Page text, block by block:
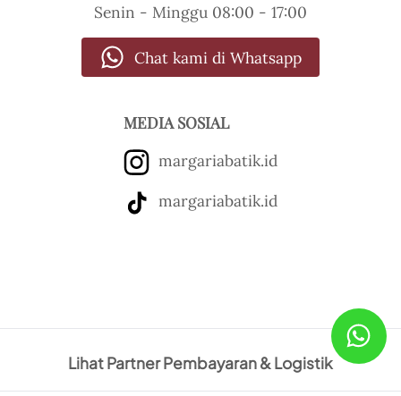
Senin - Minggu 08:00 - 17:00
Chat kami di Whatsapp
MEDIA SOSIAL
margariabatik.id
margariabatik.id
Lihat Partner Pembayaran & Logistik